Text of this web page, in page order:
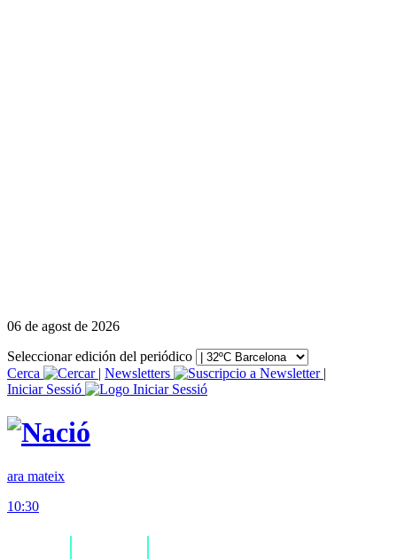
06 de agost de 2026
Seleccionar edición del periódico
Cerca
| Newsletters
|
Iniciar Sessió
ara mateix
10:30